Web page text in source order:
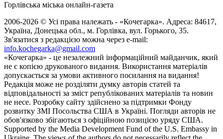
Горлівська міська онлайн-газета
2006-2026 © Усі права належать - «Кочегарка». Адреса: 84617,
Україна, Донецька обл., м. Горлівка, вул. Горького, 35.
Зв'язатися з редакцією можна через e-mail:
info.kochegarka@gmail.com
«Кочегарка» - це незалежний інформаційний майданчик, який
не є копією друкованого видання. Використання матеріалів
допускається за умови активного посилання на видання!
Редакція може не розділяти думку авторів статей та
відповідальності за зміст републікованих матеріалів та новин
не несе. Розробку сайту здійснено за підтримки Фонду
розвитку ЗМІ Посольства США в Україні. Погляди авторів не
обов'язково збігаються з офіційною позицією уряду США.
Supported by the Media Development Fund of the U.S. Embassy in